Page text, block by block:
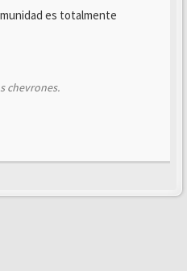
es totalmente
chevrones.